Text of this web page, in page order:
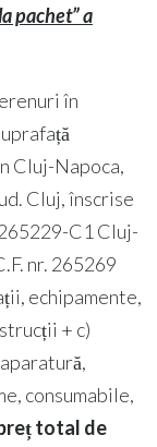
pachet” a
în
Cluj-Napoca,
Cluj, înscrise
C1 Cluj-
nr. 265269
echipamente,
+ c)
consumabile,
total de